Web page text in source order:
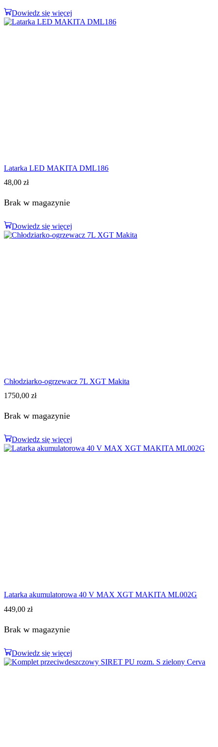
Dowiedz się więcej
Latarka LED MAKITA DML186
48,00 zł
Brak w magazynie
Dowiedz się więcej
Chłodziarko-ogrzewacz 7L XGT Makita
1750,00 zł
Brak w magazynie
Dowiedz się więcej
Latarka akumulatorowa 40 V MAX XGT MAKITA ML002G
449,00 zł
Brak w magazynie
Dowiedz się więcej